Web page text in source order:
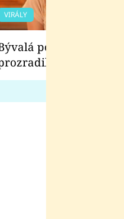
VIRÁLY
pornoherečka
co ji
Euforie.